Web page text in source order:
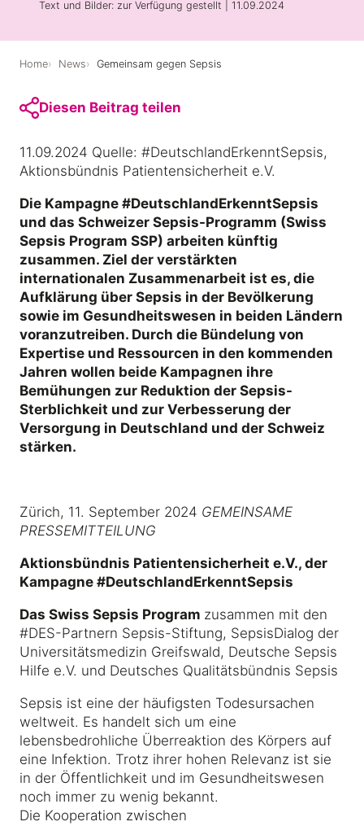
Text und Bilder: zur Verfügung gestellt | 11.09.2024
Home News Gemeinsam gegen Sepsis
Diesen Beitrag teilen
11.09.2024 Quelle: #DeutschlandErkenntSepsis,
Aktionsbündnis Patientensicherheit e.V.
Die Kampagne #DeutschlandErkenntSepsis
und das Schweizer Sepsis-Programm (Swiss
Sepsis Program SSP) arbeiten künftig
zusammen. Ziel der verstärkten
internationalen Zusammenarbeit ist es, die
Aufklärung über Sepsis in der Bevölkerung
sowie im Gesundheitswesen in beiden Ländern
voranzutreiben. Durch die Bündelung von
Expertise und Ressourcen in den kommenden
Jahren wollen beide Kampagnen ihre
Bemühungen zur Reduktion der Sepsis-
Sterblichkeit und zur Verbesserung der
Versorgung in Deutschland und der Schweiz
stärken.
Zürich, 11. September 2024 GEMEINSAME
PRESSEMITTEILUNG
Aktionsbündnis Patientensicherheit e.V., der
Kampagne #DeutschlandErkenntSepsis
Das Swiss Sepsis Program zusammen mit den
#DES-Partnern Sepsis-Stiftung, SepsisDialog der
Universitätsmedizin Greifswald, Deutsche Sepsis
Hilfe e.V. und Deutsches Qualitätsbündnis Sepsis
Sepsis ist eine der häufigsten Todesursachen
weltweit. Es handelt sich um eine
lebensbedrohliche Überreaktion des Körpers auf
eine Infektion. Trotz ihrer hohen Relevanz ist sie
in der Öffentlichkeit und im Gesundheitswesen
noch immer zu wenig bekannt.
Die Kooperation zwischen